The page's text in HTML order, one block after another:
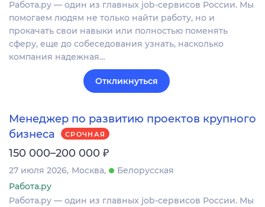
Работа.ру — один из главных job-сервисов России. Мы
помогаем людям не только найти работу, но и
прокачать свои навыки или полностью поменять
сферу, еще до собеседования узнать, насколько
компания надежная…
Откликнуться
Менеджер по развитию проектов крупного
бизнеса
СРОЧНАЯ
150 000–200 000 ₽
27 июля 2026 Москва
Белорусская
Работа.ру
Работа.ру — один из главных job-сервисов России. Мы